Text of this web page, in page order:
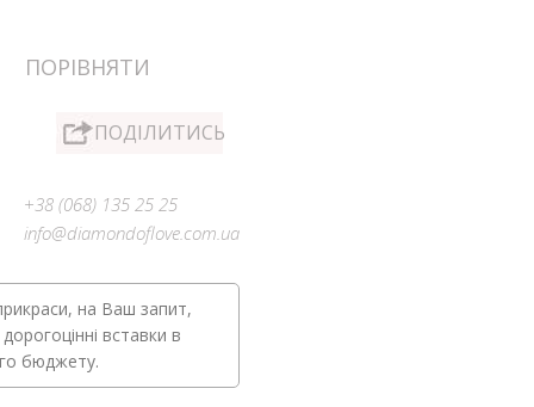
ПОРІВНЯТИ
ПОДІЛИТИСЬ
+38 (068) 135 25 25
info@diamondoflove.com.ua
на Ваш запит,
вставки в
бюджету.